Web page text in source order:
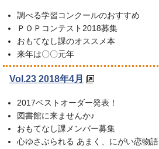
調べる学習コンクールのおすすめ
ＰＯＰコンテスト2018募集
おもてなし課のオススメ本
来年は〇〇元年
Vol.23 2018年4月
2017ベストオーダー発表！
図書館に来ませんか♪
おもてなし課メンバー募集
心ゆさぶられる あまく、にがい恋物語